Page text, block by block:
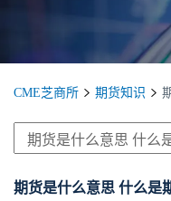
CME芝商所 期货知识
期货是什么意思 什么是